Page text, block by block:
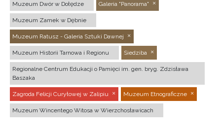
Muzeum Dwór w Dołędze Galeria "Panorama"
Muzeum Zamek w Dębnie
Muzeum Ratusz - Galeria Sztuki Dawnej
Muzeum Historii Tarnowa i Regionu Siedziba
Regionalne Centrum Edukacji o Pamięci im. gen. bryg. Zdzisława
Baszaka
Zagroda Felicji Curyłowej w Zalipiu Muzeum Etnograficzne
Muzeum Wincentego Witosa w Wierzchosławicach